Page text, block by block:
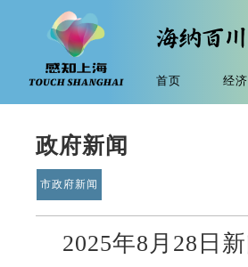
首页 经济
政府新闻
市政府新闻
2025年8月28日